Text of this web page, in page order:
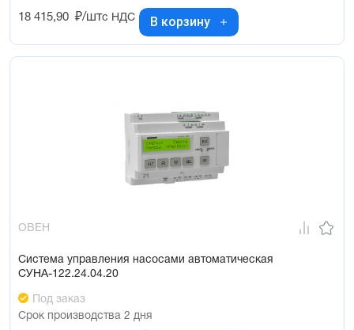
18 415,90 ₽/штс НДС В корзину
ОВЕН
Система управления насосами автоматическая
СУНА-122.24.04.20
Под заказ
Срок производства 2 дня